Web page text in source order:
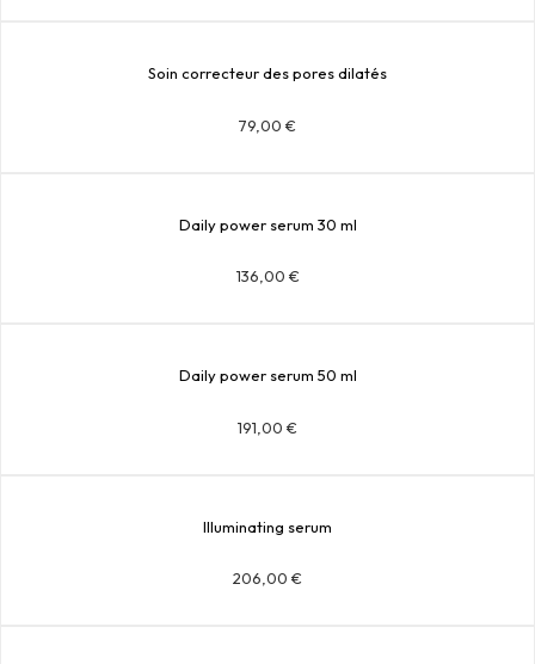
Soin correcteur des pores dilatés
79,00 €
Daily power serum 30 ml
136,00 €
Daily power serum 50 ml
191,00 €
Illuminating serum
206,00 €